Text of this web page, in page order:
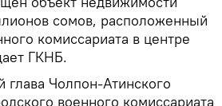
сомов, расположенный
комиссариата в центре
ГКНБ.
Чолпон-Атинского
военного комиссариата